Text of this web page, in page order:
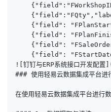
{"field":
{"field":
{"field":
{"field":
![钉钉与ERP系统接口开
### 使用轻易云数据集成平台进
在使用轻易云数据集成平台进行